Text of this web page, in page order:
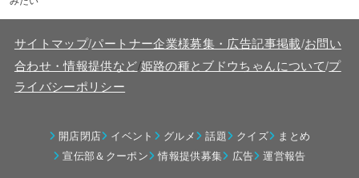
サイトマップ/パートナー企業様募集・広告記事掲載/お問い
合わせ・情報提供など/姫路の種とブドウちゃんについて/プ
ライバシーポリシー
開店閉店 イベント グルメ 話題 クイズ
まとめ
宣伝部＆クーポン
情報提供募集 広告 運営報告